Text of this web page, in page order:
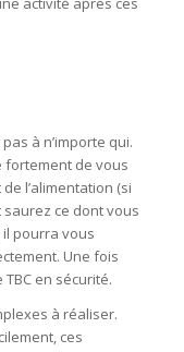
à n’importe qui.
fortement de vous
l’alimentation (si
ce dont vous
pourra vous
Une fois
en sécurité.
à réaliser.
ces